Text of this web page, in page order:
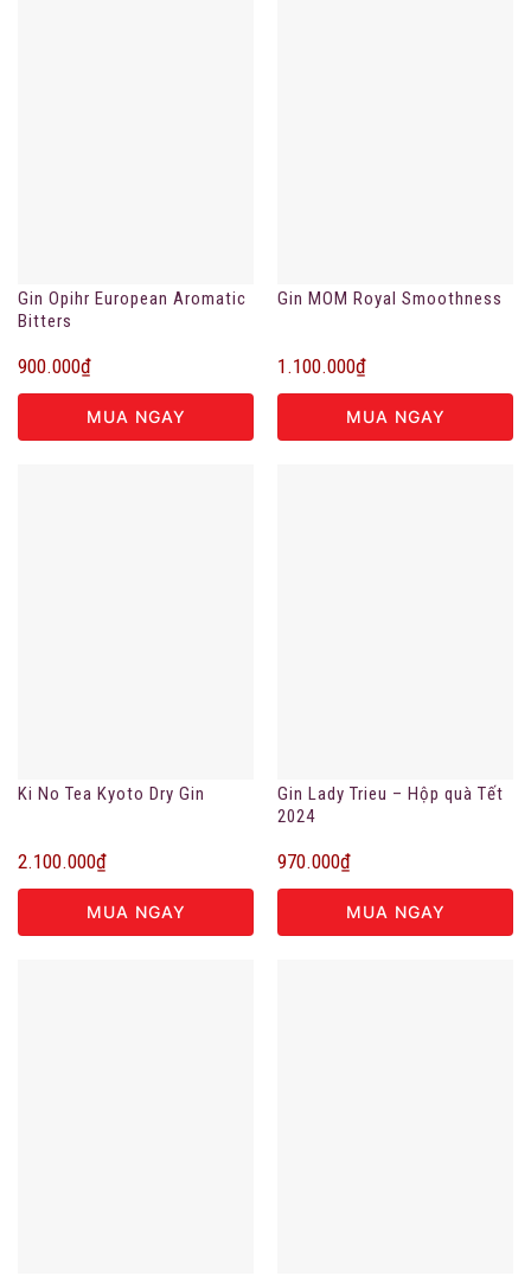
Gin Opihr European Aromatic
Bitters
900.000₫
MUA NGAY
Gin MOM Royal Smoothness
1.100.000₫
MUA NGAY
Ki No Tea Kyoto Dry Gin
2.100.000₫
MUA NGAY
Gin Lady Trieu – Hộp quà Tết
2024
970.000₫
MUA NGAY